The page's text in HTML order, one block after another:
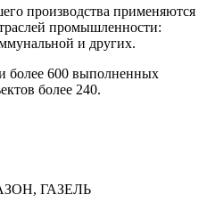
производства применяются
промышленности:
и других.
более 600 выполненных
более 240.
ГАЗЕЛЬ